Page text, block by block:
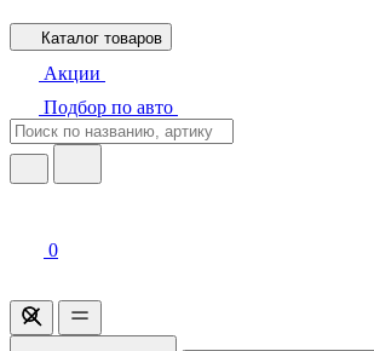
Каталог товаров
Акции
Подбор по авто
0